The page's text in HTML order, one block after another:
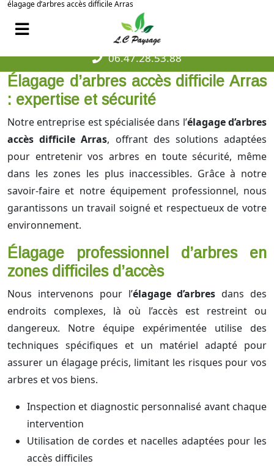
élagage d’arbres accès difficile Arras
06.47.28.53.88
Élagage d’arbres accès difficile Arras
: expertise et sécurité
Notre entreprise est spécialisée dans l’élagage d’arbres
accès difficile Arras, offrant des solutions adaptées
pour entretenir vos arbres en toute sécurité, même
dans les zones les plus inaccessibles. Grâce à notre
savoir-faire et notre équipement professionnel, nous
garantissons un travail soigné et respectueux de votre
environnement.
Élagage professionnel d’arbres en
zones difficiles d’accès
Nous intervenons pour l’élagage d’arbres dans des
endroits complexes, là où l’accès est restreint ou
dangereux. Notre équipe expérimentée utilise des
techniques spécifiques et un matériel adapté pour
assurer un élagage précis, limitant les risques pour vos
arbres et vos biens.
Inspection et diagnostic personnalisé avant chaque
intervention
Utilisation de cordes et nacelles adaptées pour les
accès difficiles